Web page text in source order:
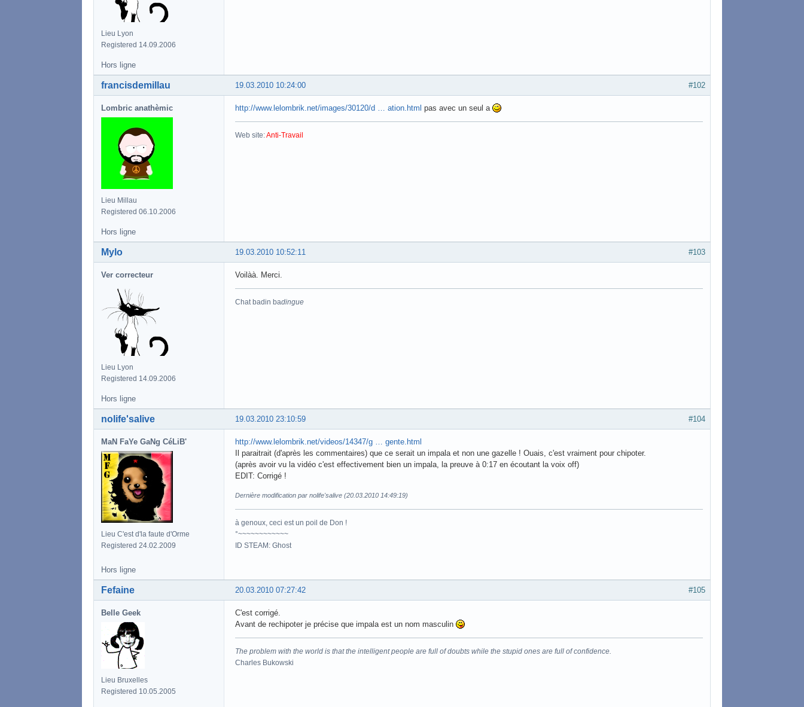
Lieu Lyon
Registered 14.09.2006
Hors ligne
#102
19.03.2010 10:24:00
francisdemillau
Lombric anathèmic
Lieu Millau
Registered 06.10.2006
http://www.lelombrik.net/images/30120/d … ation.html pas avec un seul a
Web site:Anti-Travail
Hors ligne
#103
19.03.2010 10:52:11
Mylo
Ver correcteur
Lieu Lyon
Registered 14.09.2006
Voilàà. Merci.
Chat badin badingue
Hors ligne
#104
19.03.2010 23:10:59
nolife'salive
MaN FaYe GaNg CéLiB'
Lieu C'est d'la faute d'Orme
Registered 24.02.2009
http://www.lelombrik.net/videos/14347/g … gente.html
Il paraitrait (d'après les commentaires) que ce serait un impala et non une gazelle ! Ouais, c'est vraiment pour chipoter.
(après avoir vu la vidéo c'est effectivement bien un impala, la preuve à 0:17 en écoutant la voix off)
EDIT: Corrigé !
Dernière modification par nolife'salive (20.03.2010 14:49:19)
à genoux, ceci est un poil de Don !
°~~~~~~~~~~~~
ID STEAM: Ghost
Hors ligne
#105
20.03.2010 07:27:42
Fefaine
Belle Geek
Lieu Bruxelles
Registered 10.05.2005
C'est corrigé.
Avant de rechipoter je précise que impala est un nom masculin
The problem with the world is that the intelligent people are full of doubts while the stupid ones are full of confidence.
Charles Bukowski